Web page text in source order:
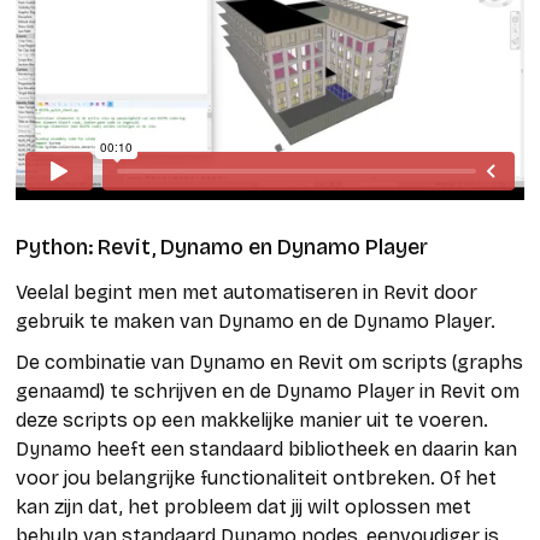
Python: Revit, Dynamo en Dynamo Player
Veelal begint men met automatiseren in Revit door
gebruik te maken van Dynamo en de Dynamo Player.
De combinatie van Dynamo en Revit om scripts (graphs
genaamd) te schrijven en de Dynamo Player in Revit om
deze scripts op een makkelijke manier uit te voeren.
Dynamo heeft een standaard bibliotheek en daarin kan
voor jou belangrijke functionaliteit ontbreken. Of het
kan zijn dat, het probleem dat jij wilt oplossen met